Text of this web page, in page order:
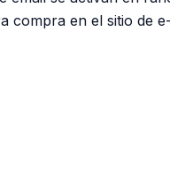
compra en el sitio de